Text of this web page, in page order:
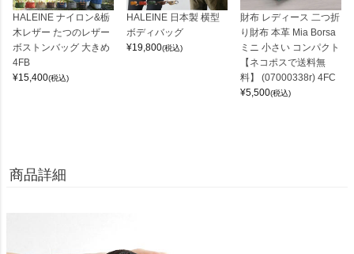
HALEINE ナイロン&栃
木レザー たつのレザー
ボストンバッグ 大きめ
4FB
¥15,400(税込)
HALEINE 日本製 横型
ボディバッグ
¥19,800(税込)
財布 レディース 二つ折
り財布 本革 Mia Borsa
ミニ 小さい コンパクト
【ネコポスで送料無
料】 (07000338r) 4FC
¥5,500(税込)
商品詳細